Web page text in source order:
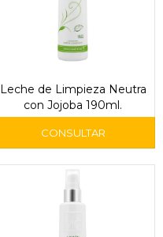
Leche de Limpieza Neutra
con Jojoba 190ml.